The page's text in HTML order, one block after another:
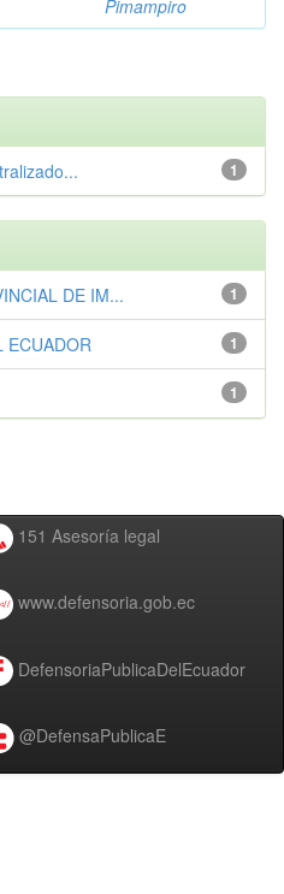
Pimampiro
1
1
DE IM...
1
ECUADOR
1
151 Asesoría legal
www.defensoria.gob.ec
DefensoriaPublicaDelEcuador
@DefensaPublicaE